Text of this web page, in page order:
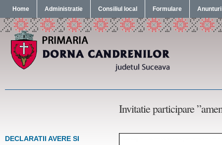
Home Administratie Consiliul local Formulare Anunturi
Invitatie participare
DECLARATII AVERE SI